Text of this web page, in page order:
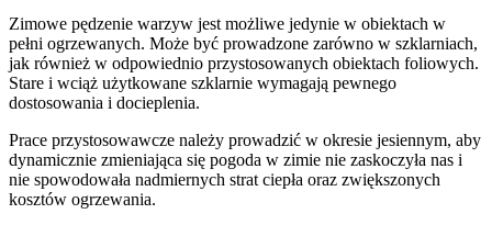
Zimowe pędzenie warzyw jest możliwe jedynie w obiektach w
pełni ogrzewanych. Może być prowadzone zarówno w szklarniach,
jak również w odpowiednio przystosowanych obiektach foliowych.
Stare i wciąż użytkowane szklarnie wymagają pewnego
dostosowania i docieplenia.
Prace przystosowawcze należy prowadzić w okresie jesiennym, aby
dynamicznie zmieniająca się pogoda w zimie nie zaskoczyła nas i
nie spowodowała nadmiernych strat ciepła oraz zwiększonych
kosztów ogrzewania.